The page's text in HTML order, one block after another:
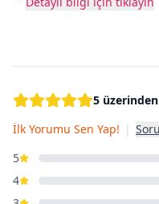
5
İlk Yorumu Sen Yap! |
5
4